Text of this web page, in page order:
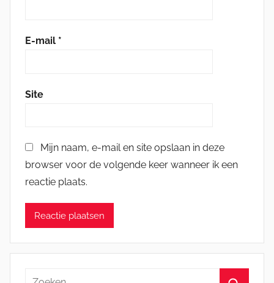
E-mail *
Site
Mijn naam, e-mail en site opslaan in deze
browser voor de volgende keer wanneer ik een
reactie plaats.
Zoeken